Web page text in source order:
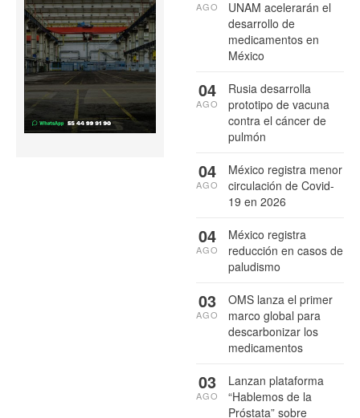
UNAM acelerarán el
desarrollo de
medicamentos en
México
AGO
Rusia desarrolla
prototipo de vacuna
contra el cáncer de
pulmón
04
AGO
México registra menor
circulación de Covid-
19 en 2026
04
AGO
México registra
reducción en casos de
paludismo
04
AGO
OMS lanza el primer
marco global para
descarbonizar los
medicamentos
03
AGO
Lanzan plataforma
“Hablemos de la
Próstata” sobre
03
AGO